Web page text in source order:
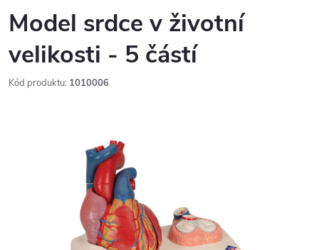
Model srdce v životní
velikosti - 5 částí
Kód produktu: 1010006